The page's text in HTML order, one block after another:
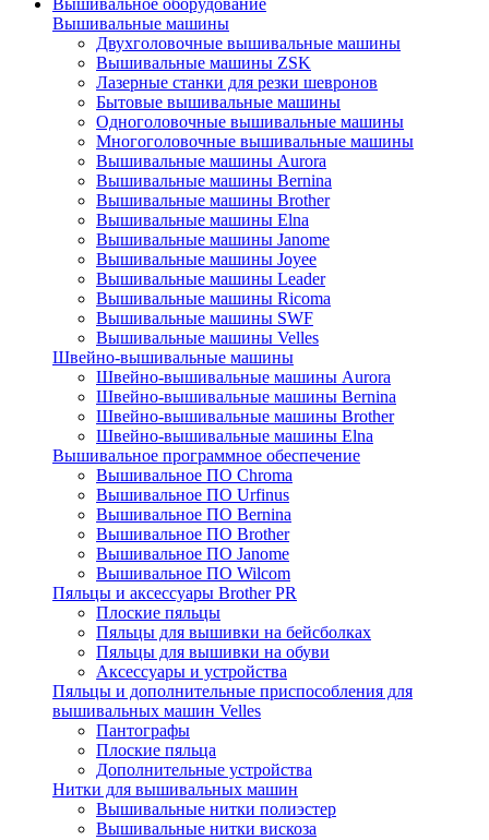
Вышивальное оборудование
Вышивальные машины
Двухголовочные вышивальные машины
Вышивальные машины ZSK
Лазерные станки для резки шевронов
Бытовые вышивальные машины
Одноголовочные вышивальные машины
Многоголовочные вышивальные машины
Вышивальные машины Aurora
Вышивальные машины Bernina
Вышивальные машины Brother
Вышивальные машины Elna
Вышивальные машины Janome
Вышивальные машины Joyee
Вышивальные машины Leader
Вышивальные машины Ricoma
Вышивальные машины SWF
Вышивальные машины Velles
Швейно-вышивальные машины
Швейно-вышивальные машины Aurora
Швейно-вышивальные машины Bernina
Швейно-вышивальные машины Brother
Швейно-вышивальные машины Elna
Вышивальное программное обеспечение
Вышивальное ПО Chroma
Вышивальное ПО Urfinus
Вышивальное ПО Bernina
Вышивальное ПО Brother
Вышивальное ПО Janome
Вышивальное ПО Wilcom
Пяльцы и аксессуары Brother PR
Плоские пяльцы
Пяльцы для вышивки на бейсболках
Пяльцы для вышивки на обуви
Аксессуары и устройства
Пяльцы и дополнительные приспособления для
вышивальных машин Velles
Пантографы
Плоские пяльца
Дополнительные устройства
Нитки для вышивальных машин
Вышивальные нитки полиэстер
Вышивальные нитки вискоза